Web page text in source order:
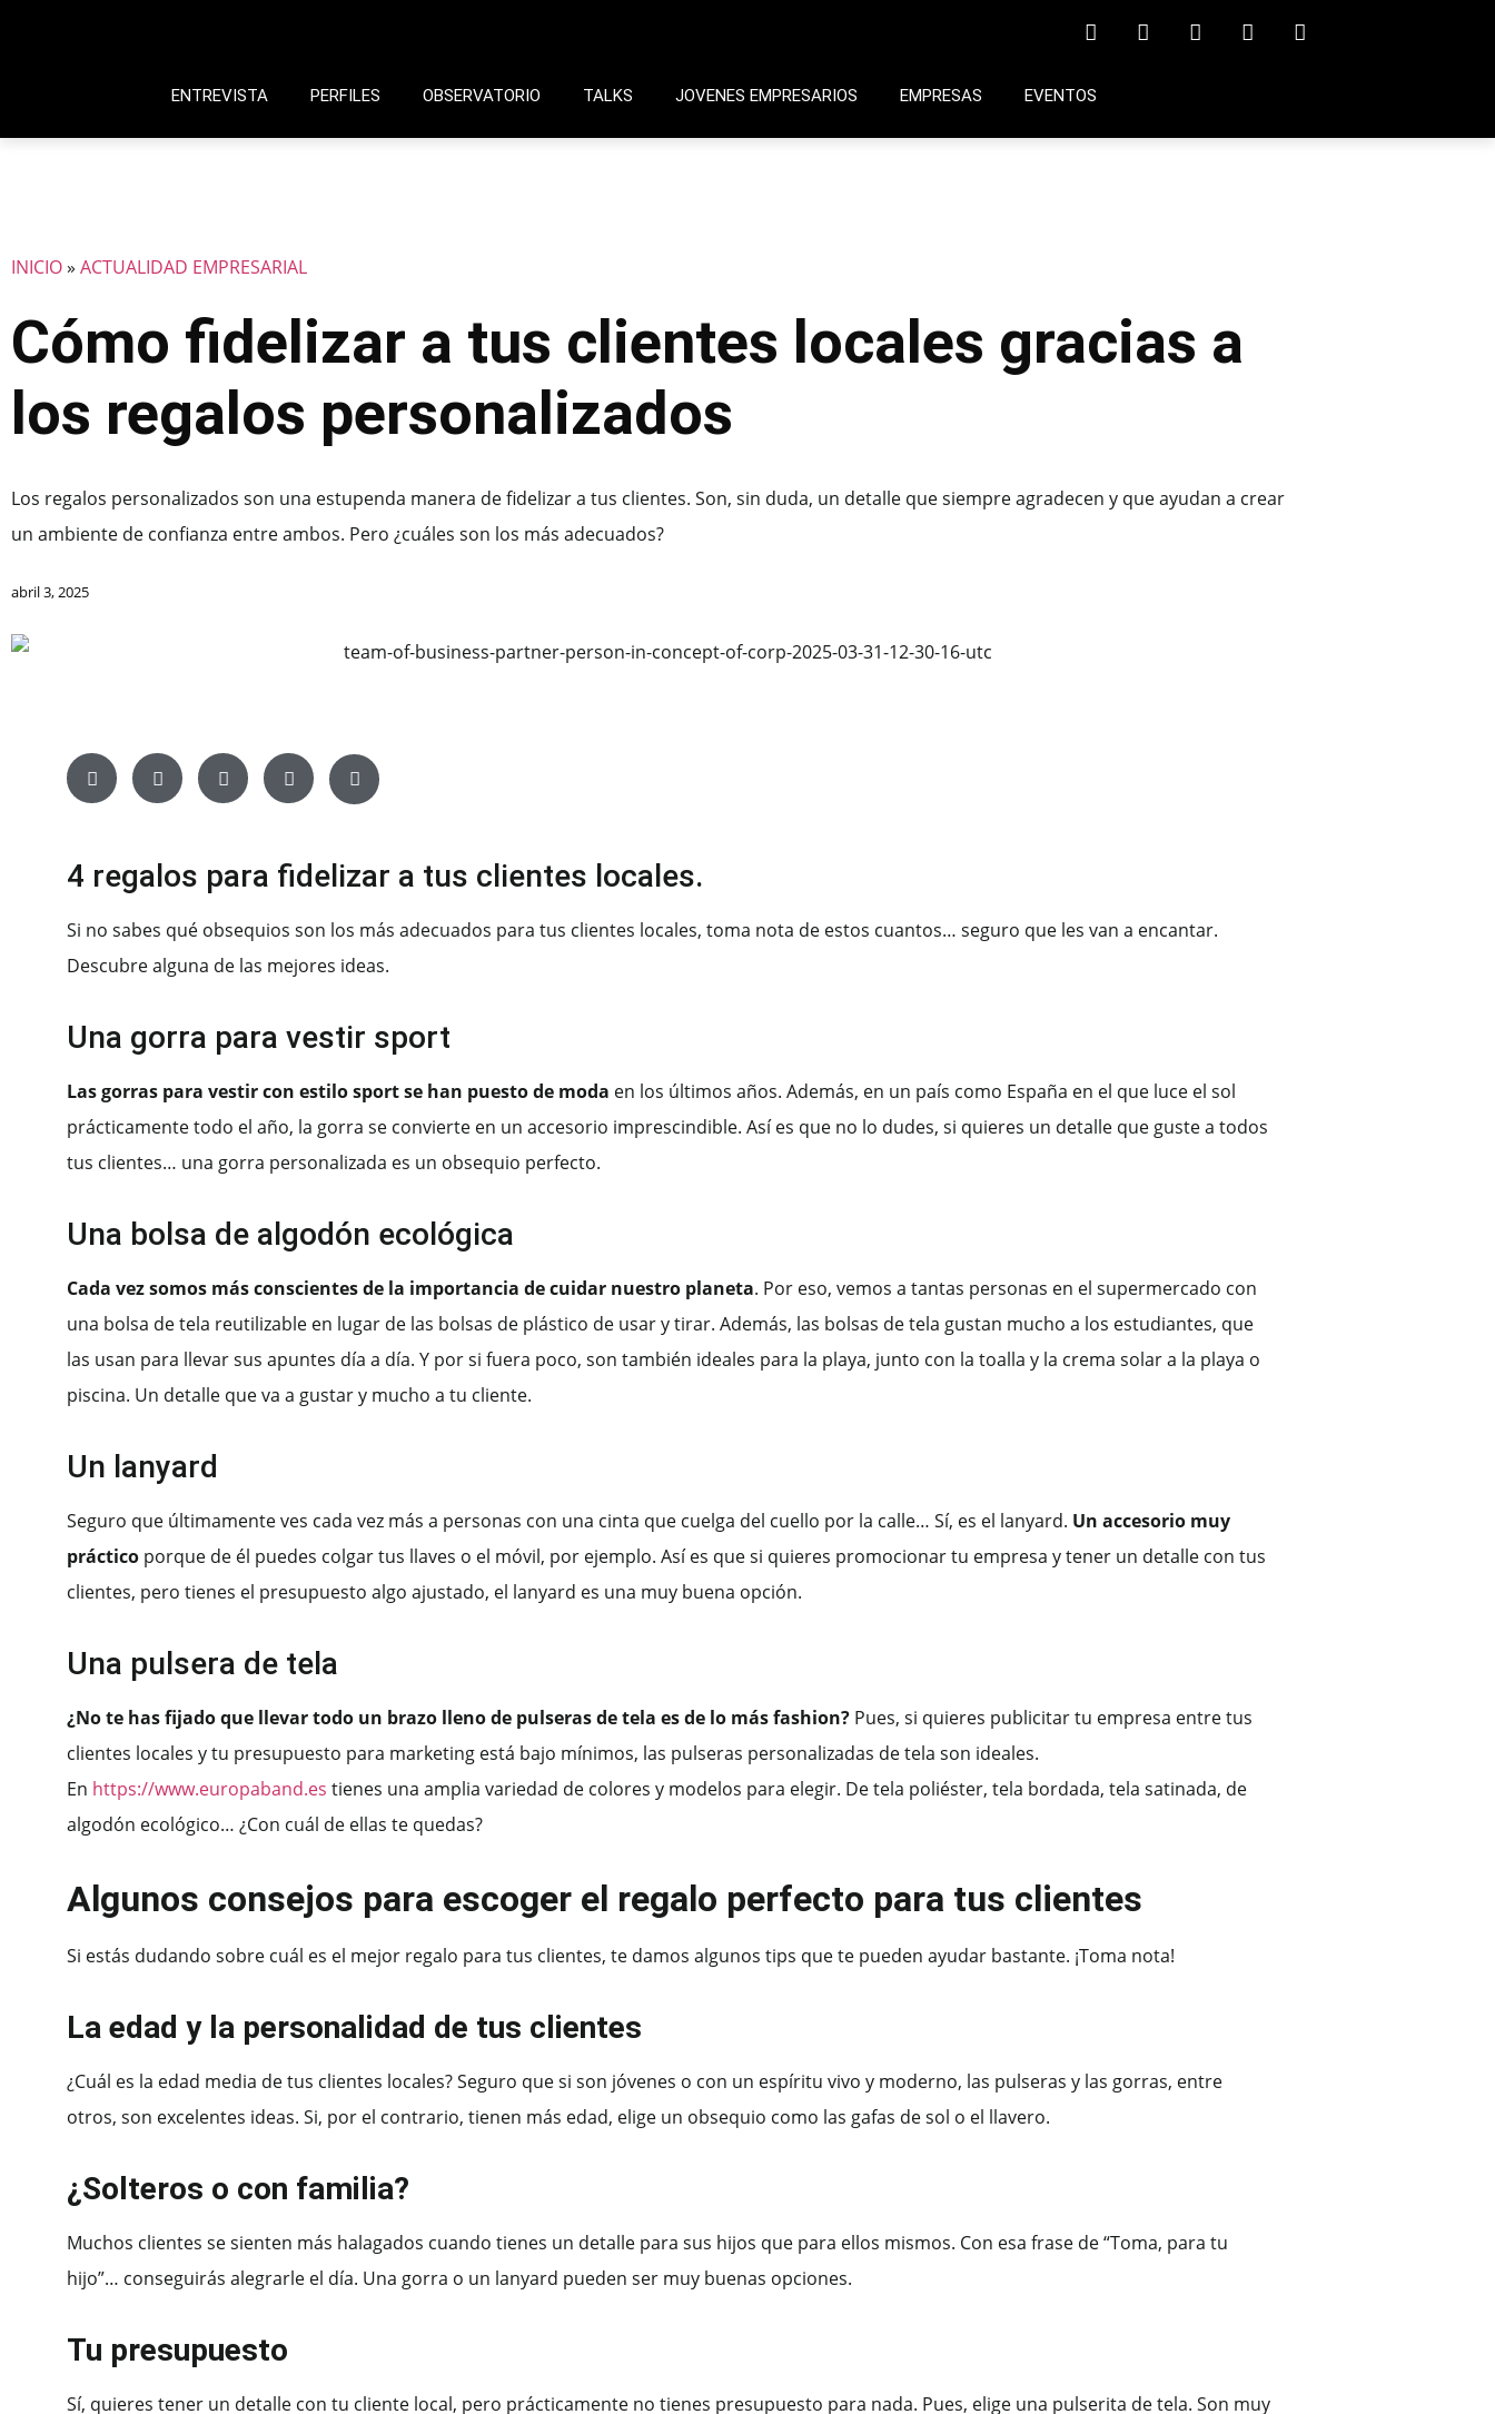
ENTREVISTA PERFILES OBSERVATORIO TALKS JOVENES EMPRESARIOS EMPRESAS EVENTOS
INICIO» ACTUALIDAD EMPRESARIAL
Cómo fidelizar a tus clientes locales gracias a
los regalos personalizados
Los regalos personalizados son una estupenda manera de fidelizar a tus clientes. Son, sin duda, un detalle que siempre agradecen y que ayudan a crear
un ambiente de confianza entre ambos. Pero ¿cuáles son los más adecuados?
abril 3, 2025
4 regalos para fidelizar a tus clientes locales.
Si no sabes qué obsequios son los más adecuados para tus clientes locales, toma nota de estos cuantos… seguro que les van a encantar.
Descubre alguna de las mejores ideas.
Una gorra para vestir sport
Las gorras para vestir con estilo sport se han puesto de moda en los últimos años. Además, en un país como España en el que luce el sol
prácticamente todo el año, la gorra se convierte en un accesorio imprescindible. Así es que no lo dudes, si quieres un detalle que guste a todos
tus clientes… una gorra personalizada es un obsequio perfecto.
Una bolsa de algodón ecológica
Cada vez somos más conscientes de la importancia de cuidar nuestro planeta. Por eso, vemos a tantas personas en el supermercado con
una bolsa de tela reutilizable en lugar de las bolsas de plástico de usar y tirar. Además, las bolsas de tela gustan mucho a los estudiantes, que
las usan para llevar sus apuntes día a día. Y por si fuera poco, son también ideales para la playa, junto con la toalla y la crema solar a la playa o
piscina. Un detalle que va a gustar y mucho a tu cliente.
Un lanyard
Seguro que últimamente ves cada vez más a personas con una cinta que cuelga del cuello por la calle… Sí, es el lanyard. Un accesorio muy
práctico porque de él puedes colgar tus llaves o el móvil, por ejemplo. Así es que si quieres promocionar tu empresa y tener un detalle con tus
clientes, pero tienes el presupuesto algo ajustado, el lanyard es una muy buena opción.
Una pulsera de tela
¿No te has fijado que llevar todo un brazo lleno de pulseras de tela es de lo más fashion? Pues, si quieres publicitar tu empresa entre tus
clientes locales y tu presupuesto para marketing está bajo mínimos, las pulseras personalizadas de tela son ideales.
En https://www.europaband.es tienes una amplia variedad de colores y modelos para elegir. De tela poliéster, tela bordada, tela satinada, de
algodón ecológico… ¿Con cuál de ellas te quedas?
Algunos consejos para escoger el regalo perfecto para tus clientes
Si estás dudando sobre cuál es el mejor regalo para tus clientes, te damos algunos tips que te pueden ayudar bastante. ¡Toma nota!
La edad y la personalidad de tus clientes
¿Cuál es la edad media de tus clientes locales? Seguro que si son jóvenes o con un espíritu vivo y moderno, las pulseras y las gorras, entre
otros, son excelentes ideas. Si, por el contrario, tienen más edad, elige un obsequio como las gafas de sol o el llavero.
¿Solteros o con familia?
Muchos clientes se sienten más halagados cuando tienes un detalle para sus hijos que para ellos mismos. Con esa frase de “Toma, para tu
hijo”… conseguirás alegrarle el día. Una gorra o un lanyard pueden ser muy buenas opciones.
Tu presupuesto
Sí, quieres tener un detalle con tu cliente local, pero prácticamente no tienes presupuesto para nada. Pues, elige una pulserita de tela. Son muy